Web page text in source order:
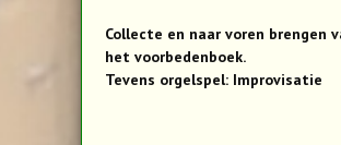
Collecte en naar voren brengen
het voorbedenboek.
Tevens orgelspel: Improvisatie